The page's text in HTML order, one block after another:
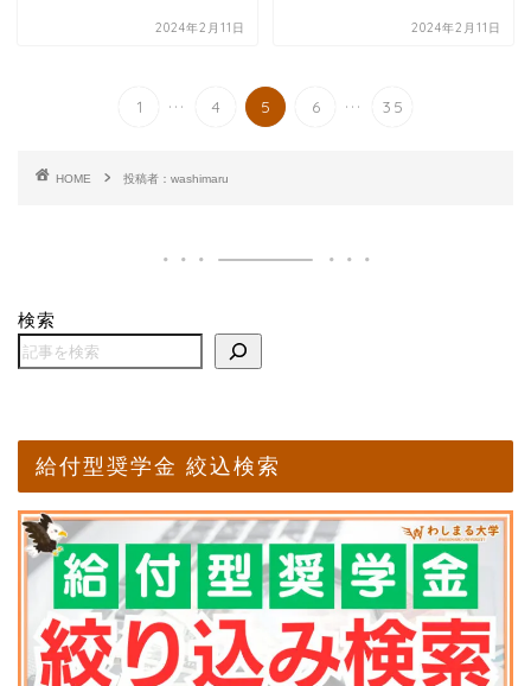
2024年2月11日 2024年2月11日
1 ... 4 5 6 ... 35
HOME 投稿者：washimaru
検索
給付型奨学金 絞込検索